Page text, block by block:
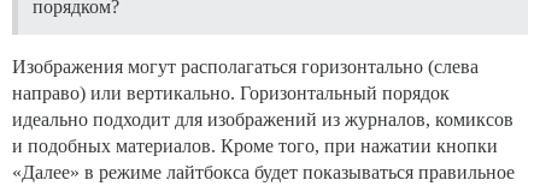
порядком?
Изображения могут располагаться горизонтально (слева
направо) или вертикально. Горизонтальный порядок
идеально подходит для изображений из журналов, комиксов
и подобных материалов. Кроме того, при нажатии кнопки
«Далее» в режиме лайтбокса будет показываться правильное